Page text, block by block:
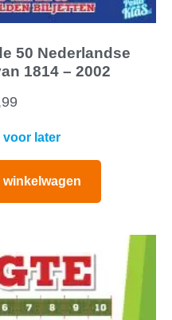
50 Nederlandse
1814 – 2002
voor later